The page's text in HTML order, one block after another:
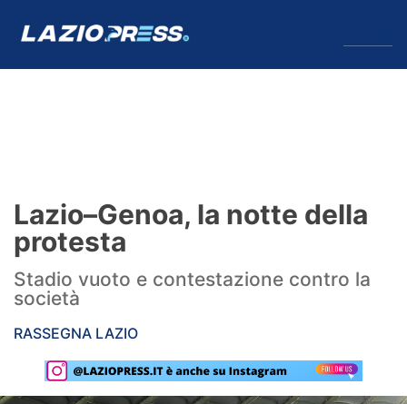
Formello
Infortuni
Primavera
Lazio Women
Lazio–Genoa, la notte della
protesta
Stadio vuoto e contestazione contro la
società
RASSEGNA LAZIO